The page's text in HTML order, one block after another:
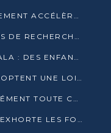
PROJET MOSALA : LE GOUVERNEMENT ACCÉLÈRE L’INSERTION DES JEUNES EN 2026
FORCA ECOSYSTEM, QUATRE ANS DE RECHERCHE DE TERRAIN AVANT UN LANCEMENT OFFICIEL EN 2026
TRAFIC HUMAIN DANS LA LIKOUALA : DES ENFANTS AUTOCHTONES RÉDUITS AU TRAVAIL FORCÉ
BUDGET 2026 : LES DÉPUTÉS ADOPTENT UNE LOI DES FINANCES DE PLUS DE 2500 MILLIARDS FCFA
ARNAQUE EN LIGNE : LA LCDE DÉMENT TOUTE CAMPAGNE DE RECRUTEMENT
VŒUX 2026 : SASSOU-NGUESSO EXHORTE LES FORCES VIVES À RENFORCER L’UNITÉ